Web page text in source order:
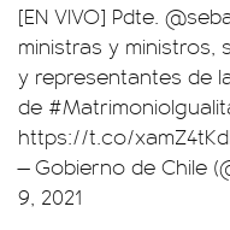
[EN VIVO] Pdte.
ministras y ministros,
y representantes de
de
https://t.co/
— Gobierno de Chile
9, 2021